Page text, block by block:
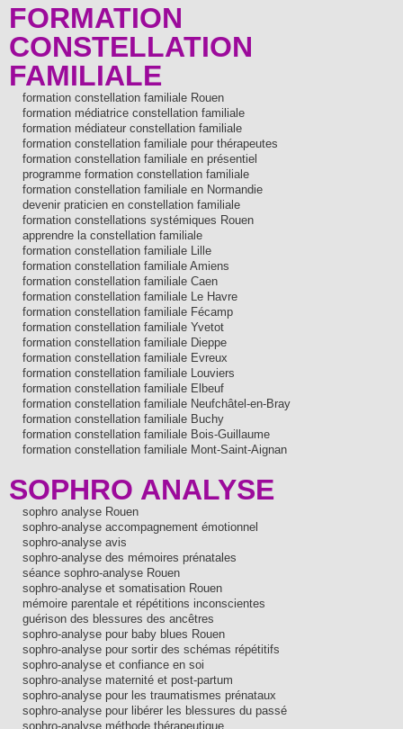
FORMATION
CONSTELLATION
FAMILIALE
formation constellation familiale Rouen
formation médiatrice constellation familiale
formation médiateur constellation familiale
formation constellation familiale pour thérapeutes
formation constellation familiale en présentiel
programme formation constellation familiale
formation constellation familiale en Normandie
devenir praticien en constellation familiale
formation constellations systémiques Rouen
apprendre la constellation familiale
formation constellation familiale Lille
formation constellation familiale Amiens
formation constellation familiale Caen
formation constellation familiale Le Havre
formation constellation familiale Fécamp
formation constellation familiale Yvetot
formation constellation familiale Dieppe
formation constellation familiale Evreux
formation constellation familiale Louviers
formation constellation familiale Elbeuf
formation constellation familiale Neufchâtel-en-Bray
formation constellation familiale Buchy
formation constellation familiale Bois-Guillaume
formation constellation familiale Mont-Saint-Aignan
SOPHRO ANALYSE
sophro analyse Rouen
sophro-analyse accompagnement émotionnel
sophro-analyse avis
sophro-analyse des mémoires prénatales
séance sophro-analyse Rouen
sophro-analyse et somatisation Rouen
mémoire parentale et répétitions inconscientes
guérison des blessures des ancêtres
sophro-analyse pour baby blues Rouen
sophro-analyse pour sortir des schémas répétitifs
sophro-analyse et confiance en soi
sophro-analyse maternité et post-partum
sophro-analyse pour les traumatismes prénataux
sophro-analyse pour libérer les blessures du passé
sophro-analyse méthode thérapeutique